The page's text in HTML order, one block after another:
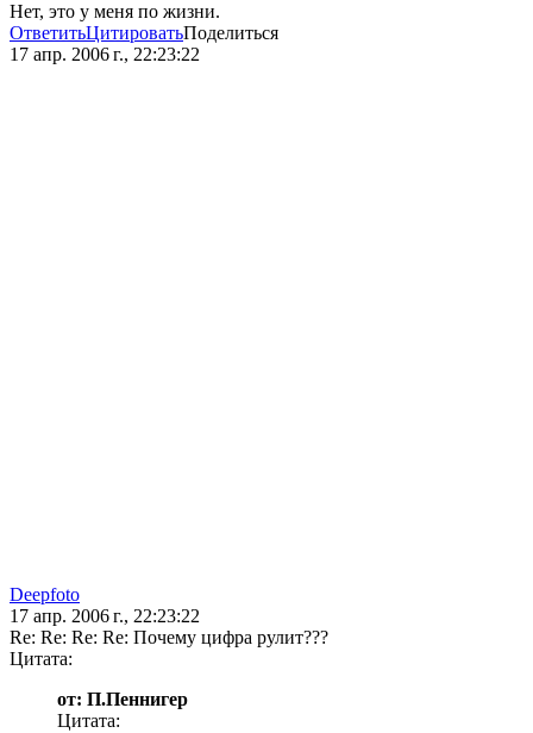
Нет, это у меня по жизни.
ОтветитьЦитироватьПоделиться
17 апр. 2006 г., 22:23:22
Deepfoto
17 апр. 2006 г., 22:23:22
Re: Re: Re: Re: Почему цифра рулит???
Цитата:
от: П.Пеннигер
Цитата: